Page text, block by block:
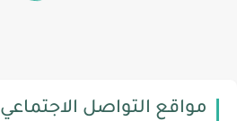
مواقع التواصل الاجتماعي